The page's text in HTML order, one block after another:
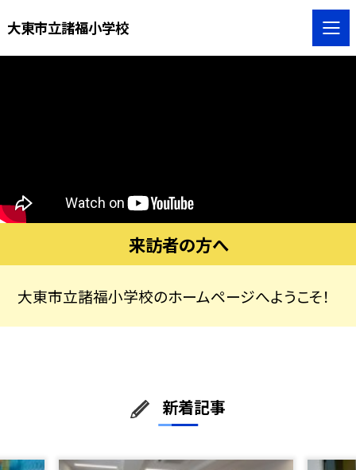
大東市立諸福小学校
来訪者の方へ
大東市立諸福小学校のホームページへようこそ！
新着記事